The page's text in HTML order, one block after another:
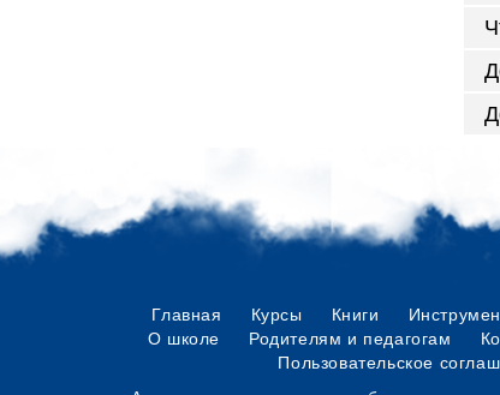
Главная Курсы Книги
О школе
Родителям и педагогам
Пользовательское